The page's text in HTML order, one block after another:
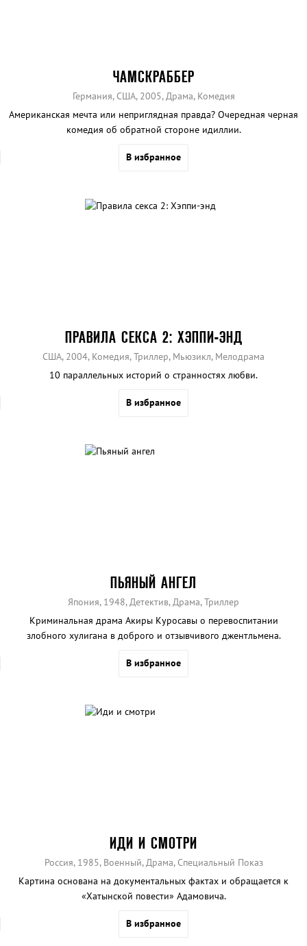
ЧАМСКРАББЕР
Германия, США, 2005, Драма, Комедия
Американская мечта или неприглядная правда? Очередная черная
комедия об обратной стороне идиллии.
В избранное
ПРАВИЛА СЕКСА 2: ХЭППИ-ЭНД
США, 2004, Комедия, Триллер, Мьюзикл, Мелодрама
10 параллельных историй о странностях любви.
В избранное
ПЬЯНЫЙ АНГЕЛ
Япония, 1948, Детектив, Драма, Триллер
Криминальная драма Акиры Куросавы о перевоспитании
злобного хулигана в доброго и отзывчивого джентльмена.
В избранное
ИДИ И СМОТРИ
Россия, 1985, Военный, Драма, Специальный Показ
Картина основана на документальных фактах и обращается к
«Хатынской повести» Адамовича.
В избранное